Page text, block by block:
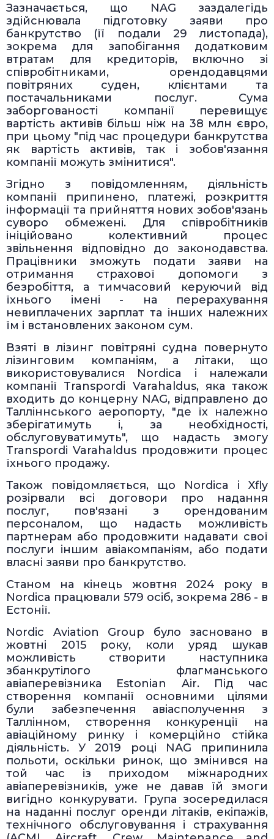
Зазначається, що NAG заздалегідь
здійснювала підготовку заяви про
банкрутство (її подали 29 листопада),
зокрема для запобігання додатковим
втратам для кредиторів, включно зі
співробітниками, орендодавцями
повітряних суден, клієнтами та
постачальниками послуг. Сума
заборгованості компанії перевищує
вартість активів більш ніж на 38 млн євро,
при цьому "під час процедури банкрутства
як вартість активів, так і зобов'язання
компанії можуть змінитися".
Згідно з повідомленням, діяльність
компанії припинено, платежі, розкриття
інформації та прийняття нових зобов'язань
суворо обмежені. Для співробітників
ініційовано колективний процес
звільнення відповідно до законодавства.
Працівники зможуть подати заяви на
отримання страхової допомоги з
безробіття, а тимчасовий керуючий від
їхнього імені - на перерахування
невиплачених зарплат та інших належних
їм і встановлених законом сум.
Взяті в лізинг повітряні судна повернуто
лізинговим компаніям, а літаки, що
використовувалися Nordica і належали
компанії Transpordi Varahaldus, яка також
входить до концерну NAG, відправлено до
Талліннського аеропорту, "де їх належно
зберігатимуть і, за необхідності,
обслуговуватимуть", що надасть змогу
Transpordi Varahaldus продовжити процес
їхнього продажу.
Також повідомляється, що Nordica і Xfly
розірвали всі договори про надання
послуг, пов'язані з орендованим
персоналом, що надасть можливість
партнерам або продовжити надавати свої
послуги іншим авіакомпаніям, або подати
власні заяви про банкрутство.
Станом на кінець жовтня 2024 року в
Nordica працювали 579 осіб, зокрема 286 - в
Естонії.
Nordic Aviation Group було засновано в
жовтні 2015 року, коли уряд шукав
можливість створити наступника
збанкрутілого флагманського
авіаперевізника Estonian Air. Під час
створення компанії основними цілями
були забезпечення авіасполучення з
Таллінном, створення конкуренції на
авіаційному ринку і комерційно стійка
діяльність. У 2019 році NAG припинила
польоти, оскільки ринок, що змінився на
той час із приходом міжнародних
авіаперевізників, уже не давав їй змоги
вигідно конкурувати. Група зосередилася
на наданні послуг оренди літаків, екіпажів,
технічного обслуговування і страхування